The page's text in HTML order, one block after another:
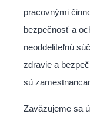
pracovnými
bezpečnosť a
neoddeliteľnú
zdravie a
sú
Zaväzujeme sa